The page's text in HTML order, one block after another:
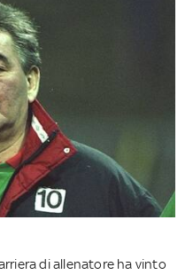
di allenatore ha vinto